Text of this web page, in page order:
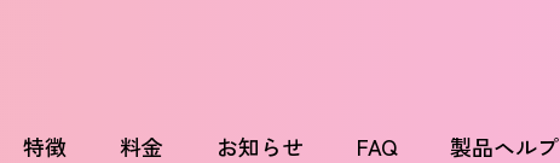
特徴 料金 お知らせ FAQ 製品ヘルプ